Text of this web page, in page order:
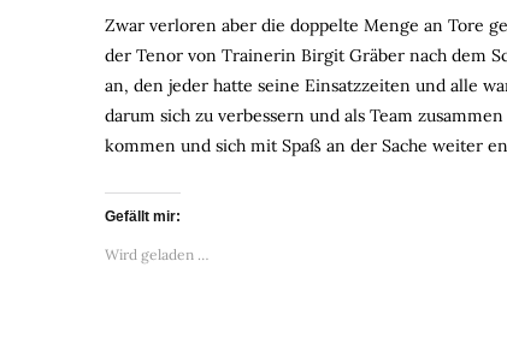
Zwar verloren aber die doppelte Menge an Tore
der Tenor von Trainerin Birgit Gräber nach dem
an, den jeder hatte seine Einsatzzeiten und alle
darum sich zu verbessern und als Team
kommen und sich mit Spaß an der Sache weiter
Gefällt mir:
Wird geladen …